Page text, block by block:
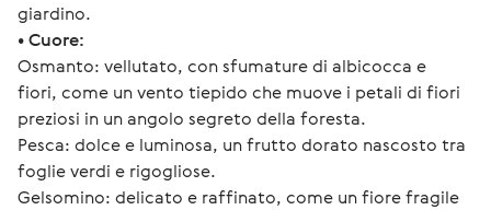
giardino.
• Cuore:
Osmanto: vellutato, con sfumature di albicocca e
fiori, come un vento tiepido che muove i petali di fiori
preziosi in un angolo segreto della foresta.
Pesca: dolce e luminosa, un frutto dorato nascosto tra
foglie verdi e rigogliose.
Gelsomino: delicato e raffinato, come un fiore fragile